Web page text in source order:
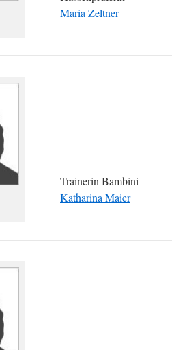
Maria Zeltner
Trainerin Bambini
Katharina Maier